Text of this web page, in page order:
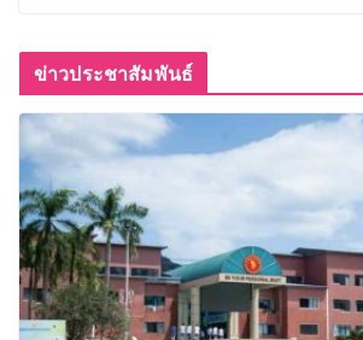
ข่าวประชาสัมพันธ์